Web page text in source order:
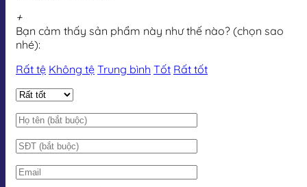
+
Bạn cảm thấy sản phẩm này như thế nào? (chọn sao
nhé):
Rất tệ Không tệ Trung bình Tốt Rất tốt